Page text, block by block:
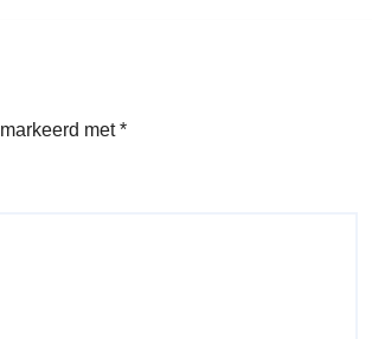
met*